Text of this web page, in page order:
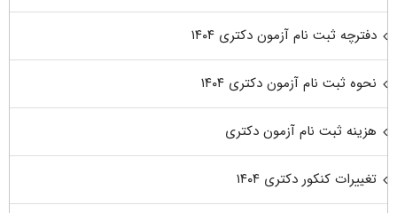
دفترچه ثبت نام آزمون دکتری ۱۴۰۴
نحوه ثبت نام آزمون دکتری ۱۴۰۴
هزینه ثبت نام آزمون دکتری
تغییرات کنکور دکتری ۱۴۰۴